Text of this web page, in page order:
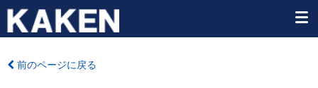
前のページに戻る